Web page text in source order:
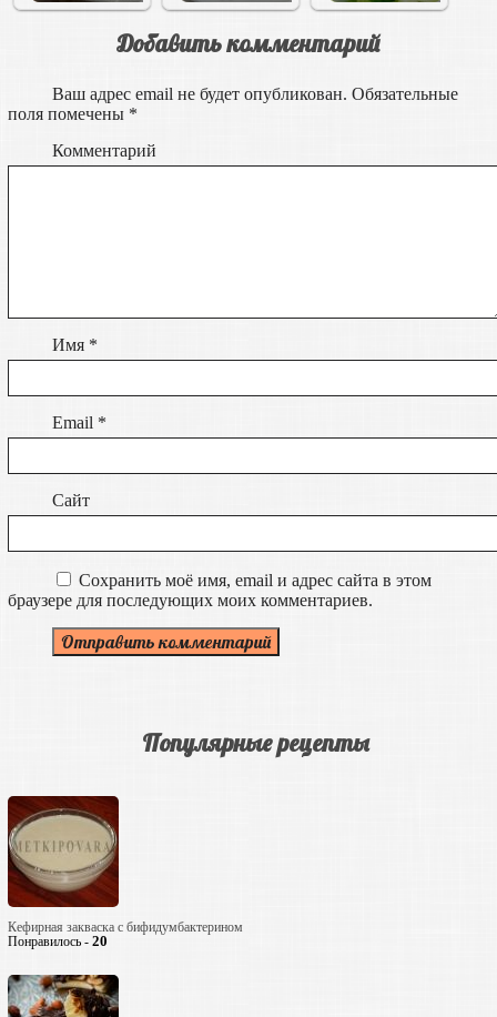
Добавить комментарий
Ваш адрес email не будет опубликован. Обязательные
поля помечены *
Комментарий
Имя *
Email *
Сайт
Сохранить моё имя, email и адрес сайта в этом
браузере для последующих моих комментариев.
Популярные рецепты
Кефирная закваска с бифидумбактерином
Понравилось - 20